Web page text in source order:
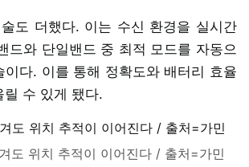
도 더했다. 이는 수신 환경을 실시간
드와 단일밴드 중 최적 모드를 자동으
이다. 이를 통해 정확도와 배터리 효율
릴 수 있게 됐다.
도 위치 추적이 이어진다 / 출처=가민